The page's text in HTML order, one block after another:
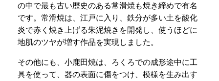
の中で最も古い歴史のある常滑焼も焼き締めで有名
です。常滑焼は、江戸に入り、鉄分が多い土を酸化
炎で赤く焼き上げる朱泥焼きを開発し、使うほどに
地肌のツヤが増す作品を実現しました。
その他にも、小鹿田焼は、ろくろでの成形途中に工
具を使って、器の表面に傷をつけ、模様を生み出す